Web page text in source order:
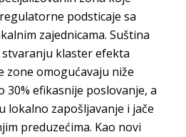
podsticaje sa
zajednicama. Suština
klaster efekta
zone omogućavaju niže
30% efikasnije poslovanje, a
lokalno zapošljavanje i jače
preduzećima. Kao novi